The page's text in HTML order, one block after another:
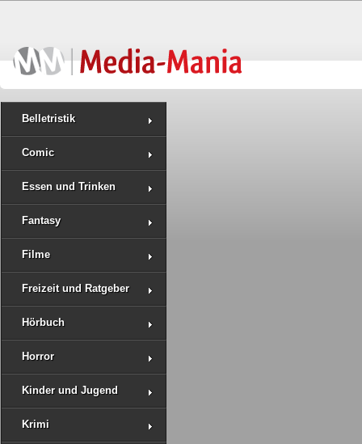
Belletristik
Comic
Essen und Trinken
Fantasy
Filme
Freizeit und Ratgeber
Hörbuch
Horror
Kinder und Jugend
Krimi